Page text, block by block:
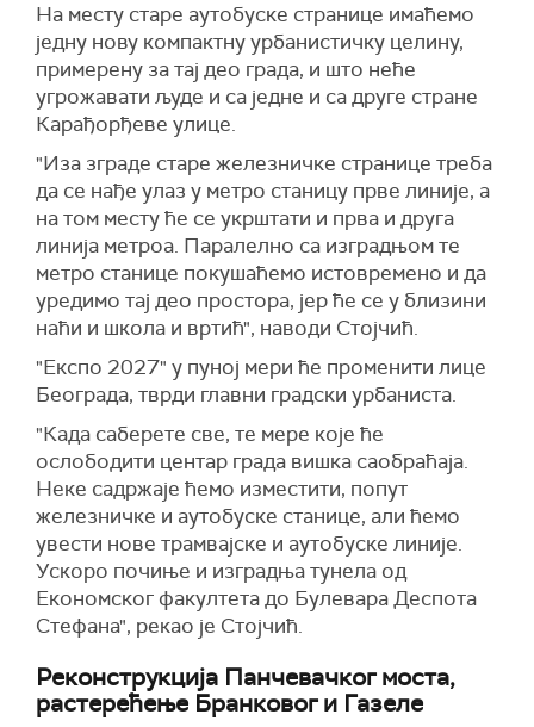
На месту старе аутобуске странице имаћемо
једну нову компактну урбанистичку целину,
примерену за тај део града, и што неће
угрожавати људе и са једне и са друге стране
Карађорђеве улице.
"Иза зграде старе железничке странице треба
да се нађе улаз у метро станицу прве линије, а
на том месту ће се укрштати и прва и друга
линија метроа. Паралелно са изградњом те
метро станице покушаћемо истовремено и да
уредимо тај део простора, јер ће се у близини
наћи и школа и вртић", наводи Стојчић.
"Експо 2027" у пуној мери ће променити лице
Београда, тврди главни градски урбаниста.
"Када саберете све, те мере које ће
ослободити центар града вишка саобраћаја.
Неке садржаје ћемо изместити, попут
железничке и аутобуске станице, али ћемо
увести нове трамвајске и аутобуске линије.
Ускоро почиње и изградња тунела од
Економског факултета до Булевара Деспота
Стефана", рекао је Стојчић.
Реконструкција Панчевачког моста,
растерећење Бранковог и Газеле